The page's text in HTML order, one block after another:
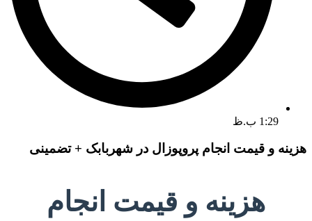
1:29 ب.ظ
هزینه و قیمت انجام پروپوزال در شهربابک + تضمینی
هزینه و قیمت انجام